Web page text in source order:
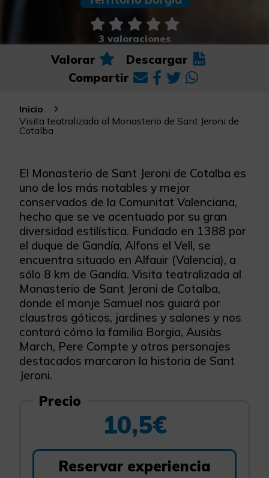
3 valoraciones
Valorar
Descargar
Compartir
Inicio
Visita teatralizada al Monasterio de Sant Jeroni de
Cotalba
El Monasterio de Sant Jeroni de Cotalba es
uno de los más notables y mejor
conservados de la Comunitat Valenciana,
hecho que se ve acentuado por su gran
diversidad estilística. Fundado en 1388 por
el duque de Gandía, Alfons el Vell, se
encuentra situado en Alfauir (Valencia), a
sólo 8 km de Gandía. Visita teatralizada al
Monasterio de Sant Jeroni de Cotalba,
donde el monje Samuel nos guiará por
claustros góticos, jardines y salones y nos
contará cómo la familia Borgia, Ausiàs
March, Pere Compte y otros personajes
destacados marcaron la historia de Sant
Jeroni.
Precio
10,5€
Reservar experiencia